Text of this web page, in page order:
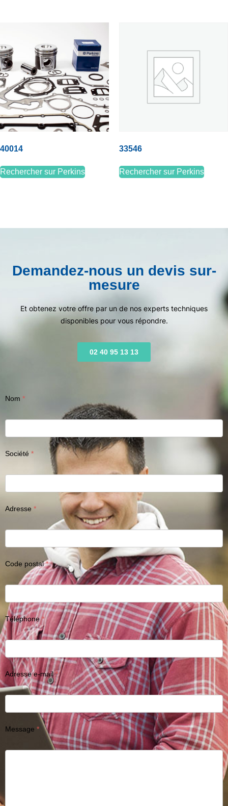
40014
Rechercher sur Perkins
33546
Rechercher sur Perkins
Demandez-nous un devis sur-
mesure
Et obtenez votre offre par un de nos experts techniques
disponibles pour vous répondre.
02 40 95 13 13
Nom
Société
Adresse
Code postal
Téléphone
Adresse e-mail
Message